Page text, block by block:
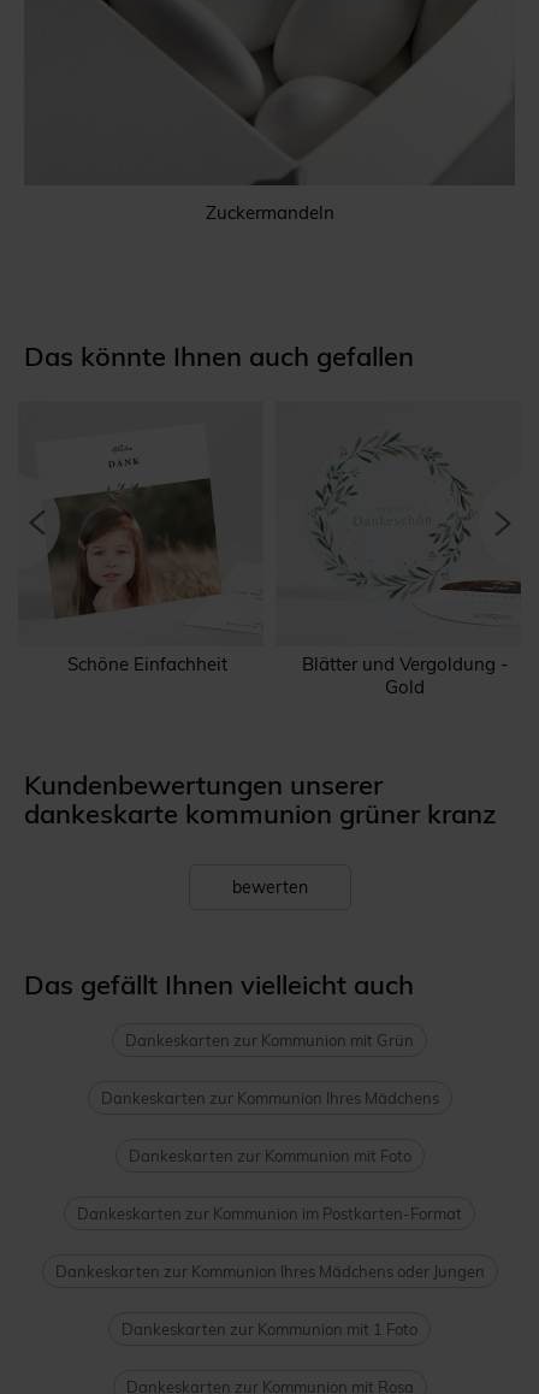
Zuckermandeln
Das könnte Ihnen auch gefallen
Schöne Einfachheit
Blätter und Vergoldung -
Gold
Kundenbewertungen unserer
dankeskarte kommunion grüner kranz
bewerten
Das gefällt Ihnen vielleicht auch
Dankeskarten zur Kommunion mit Grün
Dankeskarten zur Kommunion Ihres Mädchens
Dankeskarten zur Kommunion mit Foto
Dankeskarten zur Kommunion im Postkarten-Format
Dankeskarten zur Kommunion Ihres Mädchens oder Jungen
Dankeskarten zur Kommunion mit 1 Foto
Dankeskarten zur Kommunion mit Rosa